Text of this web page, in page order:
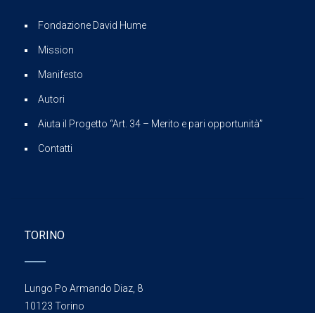
Fondazione David Hume
Mission
Manifesto
Autori
Aiuta il Progetto “Art. 34 – Merito e pari opportunità”
Contatti
TORINO
Lungo Po Armando Diaz, 8
10123 Torino